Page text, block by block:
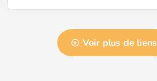
Voir plus de liens